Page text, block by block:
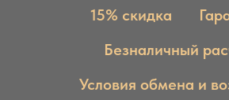
15% скидка
Безналичный
Условия обмена и